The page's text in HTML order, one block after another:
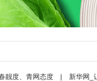
靓度、青网态度 | 新华网_